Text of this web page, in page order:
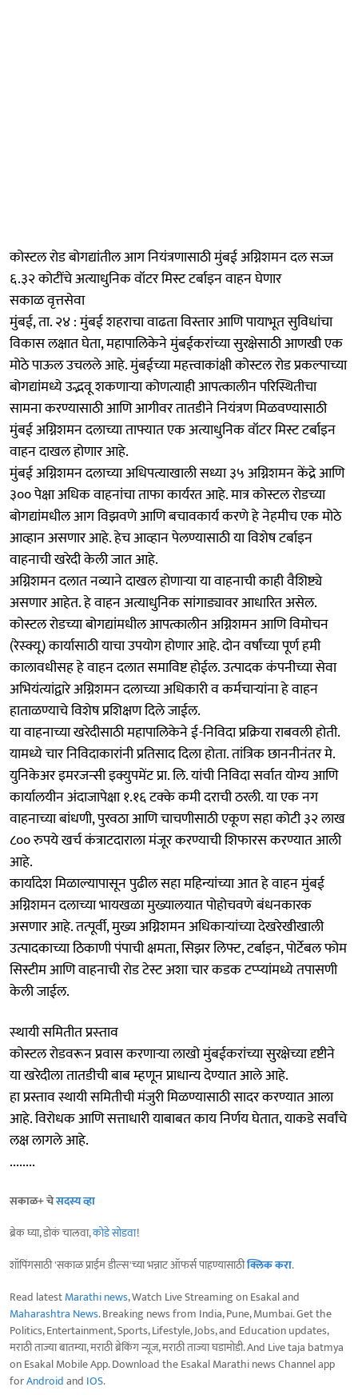
कोस्टल रोड बोगद्यांतील आग नियंत्रणासाठी मुंबई अग्निशमन दल सज्ज
६.३२ कोटींचे अत्याधुनिक वॉटर मिस्ट टर्बाइन वाहन घेणार
सकाळ वृत्तसेवा
​मुंबई, ता. २४ : मुंबई शहराचा वाढता विस्तार आणि पायाभूत सुविधांचा
विकास लक्षात घेता, महापालिकेने मुंबईकरांच्या सुरक्षेसाठी आणखी एक
मोठे पाऊल उचलले आहे. मुंबईच्या महत्त्वाकांक्षी कोस्टल रोड प्रकल्पाच्या
बोगद्यांमध्ये उद्भवू शकणाऱ्या कोणत्याही आपत्कालीन परिस्थितीचा
सामना करण्यासाठी आणि आगीवर तातडीने नियंत्रण मिळवण्यासाठी
मुंबई अग्निशमन दलाच्या ताफ्यात एक अत्याधुनिक वॉटर मिस्ट टर्बाइन
वाहन दाखल होणार आहे.
​मुंबई अग्निशमन दलाच्या अधिपत्याखाली सध्या ३५ अग्निशमन केंद्रे आणि
३०० पेक्षा अधिक वाहनांचा ताफा कार्यरत आहे. मात्र कोस्टल रोडच्या
बोगद्यांमधील आग विझवणे आणि बचावकार्य करणे हे नेहमीच एक मोठे
आव्हान असणार आहे. हेच आव्हान पेलण्यासाठी या विशेष टर्बाइन
वाहनाची खरेदी केली जात आहे.
​अग्निशमन दलात नव्याने दाखल होणाऱ्या या वाहनाची काही वैशिष्ट्ये
असणार आहेत. हे वाहन अत्याधुनिक सांगाड्यावर आधारित असेल.
​कोस्टल रोडच्या बोगद्यांमधील आपत्कालीन अग्निशमन आणि विमोचन
(रेस्क्यू) कार्यासाठी याचा उपयोग होणार आहे. दोन वर्षांच्या पूर्ण हमी
कालावधीसह हे वाहन दलात समाविष्ट होईल. ​उत्पादक कंपनीच्या सेवा
अभियंत्यांद्वारे अग्निशमन दलाच्या अधिकारी व कर्मचाऱ्यांना हे वाहन
हाताळण्याचे विशेष प्रशिक्षण दिले जाईल.
​​या वाहनाच्या खरेदीसाठी महापालिकेने ई-निविदा प्रक्रिया राबवली होती.
यामध्ये चार निविदाकारांनी प्रतिसाद दिला होता. तांत्रिक छाननीनंतर मे.
युनिकेअर इमरजन्सी इक्युपमेंट प्रा. लि. यांची निविदा सर्वात योग्य आणि
कार्यालयीन अंदाजापेक्षा १.१६ टक्के कमी दराची ठरली. या एक नग
वाहनाच्या बांधणी, पुरवठा आणि चाचणीसाठी एकूण सहा कोटी ३२ लाख
८०० रुपये खर्च कंत्राटदाराला मंजूर करण्याची शिफारस करण्यात आली
आहे.
​कार्यादेश मिळाल्यापासून पुढील सहा महिन्यांच्या आत हे वाहन मुंबई
अग्निशमन दलाच्या भायखळा मुख्यालयात पोहोचवणे बंधनकारक
असणार आहे. तत्पूर्वी, मुख्य अग्निशमन अधिकाऱ्यांच्या देखरेखीखाली
उत्पादकाच्या ठिकाणी पंपाची क्षमता, सिझर लिफ्ट, टर्बाइन, पोर्टेबल फोम
सिस्टीम आणि वाहनाची रोड टेस्ट अशा चार कडक टप्प्यांमध्ये तपासणी
केली जाईल.
स्‍थायी समितीत प्रस्‍ताव
कोस्टल रोडवरून प्रवास करणाऱ्या लाखो मुंबईकरांच्या सुरक्षेच्या दृष्टीने
या खरेदीला तातडीची बाब म्हणून प्राधान्य देण्यात आले आहे.
हा प्रस्ताव स्थायी समितीची मंजुरी मिळण्यासाठी सादर करण्यात आला
आहे. विरोधक आणि सत्ताधारी याबाबत काय निर्णय घेतात, याकडे सर्वांचे
लक्ष लागले आहे.
........
सकाळ+ चेसदस्य व्हा
ब्रेक घ्या, डोकं चालवा,कोडे सोडवा!
शॉपिंगसाठी 'सकाळ प्राईम डील्स'च्या भन्नाट ऑफर्स पाहण्यासाठीक्लिक करा.
Read latestMarathi news, Watch Live Streaming on Esakal and
Maharashtra News. Breaking news from India, Pune, Mumbai. Get the
Politics, Entertainment, Sports, Lifestyle, Jobs, and Education updates,
मराठी ताज्या बातम्या, मराठी ब्रेकिंग न्यूज, मराठी ताज्या घडामोडी. And Live taja batmya
on Esakal Mobile App. Download the Esakal Marathi news Channel app
forAndroidand IOS.